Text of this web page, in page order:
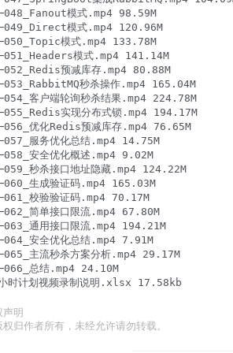
模式.mp4 98.59M
模式.mp4 120.96M
模式.mp4 133.78M
模式.mp4 141.14M
预减库存.mp4 80.88M
秒杀操作.mp4 165.04M
客户端轮询秒杀结果.mp4 224.78M
实现分布式锁.mp4 194.17M
优化Redis预减库存.mp4 76.65M
服务优化总结.mp4 14.75M
安全优化概述.mp4 9.02M
秒杀接口地址隐藏.mp4 124.22M
生成验证码.mp4 165.03M
校验验证码.mp4 70.17M
简单接口限流.mp4 67.80M
通用接口限流.mp4 194.21M
安全优化总结.mp4 7.91M
主流秒杀方案分析.mp4 29.17M
总结.mp4 24.10M
声明
归作者所有，未经允许请勿转载。